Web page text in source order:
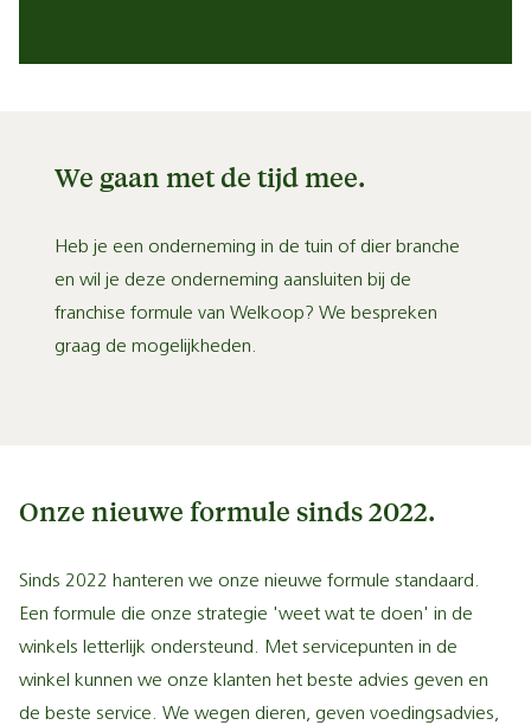
We gaan met de tijd mee.
Heb je een onderneming in de tuin of dier branche
en wil je deze onderneming aansluiten bij de
franchise formule van Welkoop? We bespreken
graag de mogelijkheden.
Onze nieuwe formule sinds 2022.
Sinds 2022 hanteren we onze nieuwe formule standaard.
Een formule die onze strategie 'weet wat te doen' in de
winkels letterlijk ondersteund. Met servicepunten in de
winkel kunnen we onze klanten het beste advies geven en
de beste service. We wegen dieren, geven voedingsadvies,